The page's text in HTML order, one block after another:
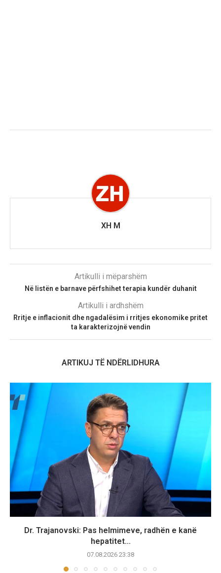
XH M
Artikulli i mëparshëm
Në listën e barnave përfshihet terapia kundër duhanit
Artikulli i ardhshëm
Rritje e inflacionit dhe ngadalësim i rritjes ekonomike pritet
ta karakterizojnë vendin
ARTIKUJ TË NDËRLIDHURA
Dr. Trajanovski: Pas helmimeve, radhën e kanë
hepatitet...
07.08.2026 23:38